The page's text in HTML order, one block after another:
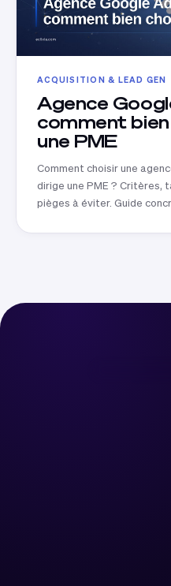
ACQUISITION & LEAD GEN
Agence
comment
une PME
Comment choisir une
dirige une PME ? Critères,
pièges à éviter. Guide